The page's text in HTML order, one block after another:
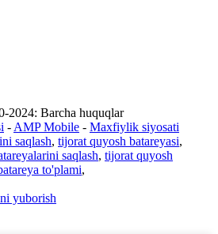
Barcha huquqlar
- AMP Mobile - Maxfiylik siyosati
saqlash, tijorat quyosh batareyasi,
saqlash, tijorat quyosh
to'plami,
yuborish